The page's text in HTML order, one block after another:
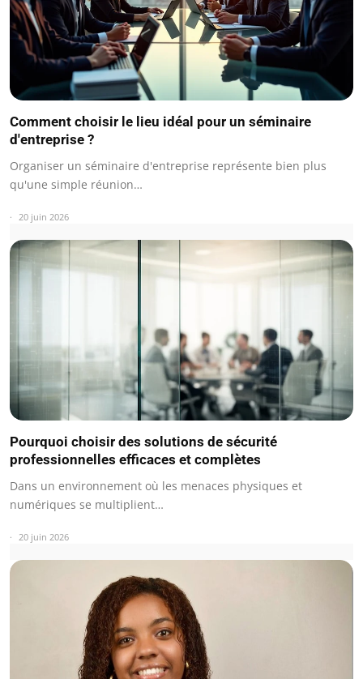
Comment choisir le lieu idéal pour un séminaire
d'entreprise ?
Organiser un séminaire d'entreprise représente bien plus
qu'une simple réunion…
20 juin 2026
Pourquoi choisir des solutions de sécurité
professionnelles efficaces et complètes
Dans un environnement où les menaces physiques et
numériques se multiplient…
20 juin 2026